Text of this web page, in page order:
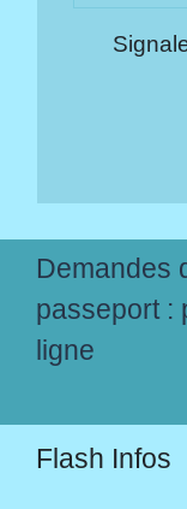
Demandes
passeport :
ligne
Flash Infos